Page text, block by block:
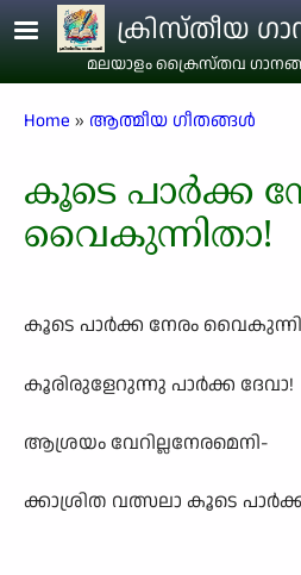
Skip to main content
ക്രിസ്തീയ
മലയാളം ക്രൈസ്തവ
Breadcrumb
Home ആത്മീയ ഗീതങ്ങൾ
കൂടെ പാർക്ക
വൈകുന്നിതാ!
കൂടെ പാർക്ക നേരം
കൂരിരുളേറുന്നു പാർക്ക ദേവാ!
ആശ്രയം വേറില്ലനേരമെനി-
ക്കാശ്രിത വത്സലാ കൂടെ